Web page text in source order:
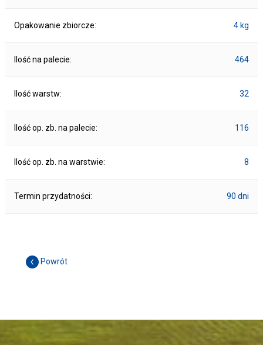
Opakowanie zbiorcze: 4 kg
Ilość na palecie: 464
Ilość warstw: 32
Ilość op. zb. na palecie: 116
Ilość op. zb. na warstwie: 8
Termin przydatności: 90 dni
Powrót